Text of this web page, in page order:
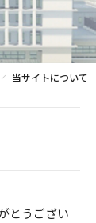
当サイトについて
とうござい